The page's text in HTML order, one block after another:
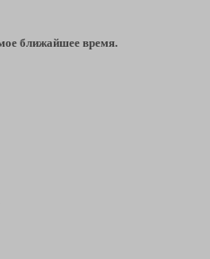
ближайшее время.